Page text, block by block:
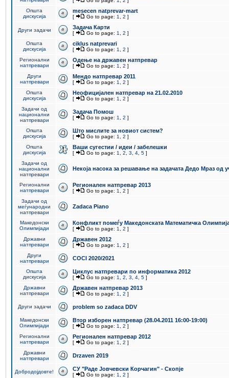
Општа
дискусија
mesecen natprevar-mart
[ Go to page: 1 2 ]
Други задачи Задача Карти
[ Go to page: 1 2 ]
Општа
дискусија
ciklus natprevari
[ Go to page: 1 2 ]
Регионални
натпревари
Одење на државен натпревар
[ Go to page: 1 2 ]
Други
натпревари
Мендо натпревар 2011
[ Go to page: 1 2 ]
Општа
дискусија
Неофицијален натпревар на 21.02.2010
[ Go to page: 1 2 ]
Задачи од
национални
натпревари
Задача Помош
[ Go to page: 1 2 ]
Општа
дискусија
Што мислите за новиот систем?
[ Go to page: 1 2 ]
Општа
дискусија
Ваши сугестии / идеи / забелешки
[ Go to page: 1 2 3 4 5 ]
Задачи од
национални
натпревари
Некоја насока за решавање на задачата Дедо Мраз од
Регионални
натпревари
Регионален натпревар 2013
[ Go to page: 1 2 ]
Задачи од
меѓународни
натпревари
Zadaca Piano
Македонски
Олимпијади
Конфликт помеѓу Македонската Математичка
[ Go to page: 1 2 ]
Државни
натпревари
Државен 2012
[ Go to page: 1 2 ]
Други
натпревари
COCI 2020/2021
Општа
дискусија
Циклус натпревари по информатика 2012
[ Go to page: 1 2 3 4 5 ]
Државни
натпревари
Државен натпревар 2013
[ Go to page: 1 2 ]
Други задачи problem so zadaca DDV
Македонски
Олимпијади
Втор изборен натпревар (28.04.2011 16:00-19:00)
[ Go to page: 1 2 ]
Регионални
натпревари
Регионален натпревар 2012
[ Go to page: 1 2 ]
Државни
натпревари
Drzaven 2019
Добродојдовте! СУ "Раде Јовчевски Корчагин" - Скопје
[ Go to page: 1 2 ]